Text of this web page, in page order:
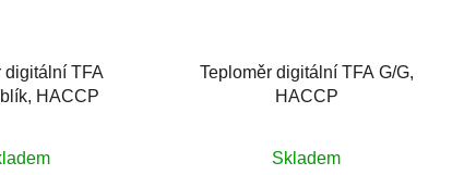
digitální TFA
HACCP
Teploměr digitální TFA G/G,
HACCP
Skladem